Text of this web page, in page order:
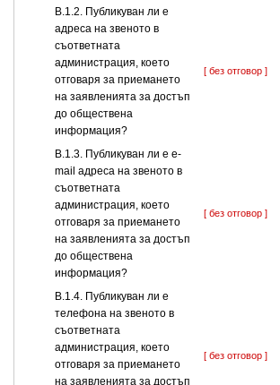
В.1.2. Публикуван ли е
адреса на звеното в
съответната
администрация, което
отговаря за приемането
на заявленията за достъп
до обществена
информация?
[ без отговор ]
В.1.3. Публикуван ли е e-
mail адреса на звеното в
съответната
администрация, което
отговаря за приемането
на заявленията за достъп
до обществена
информация?
[ без отговор ]
В.1.4. Публикуван ли е
телефона на звеното в
съответната
администрация, което
отговаря за приемането
на заявленията за достъп
[ без отговор ]